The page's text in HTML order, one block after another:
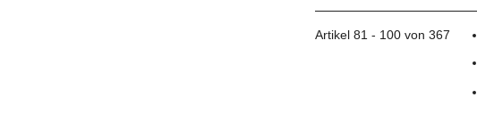
Artikel 81 - 100 von 367